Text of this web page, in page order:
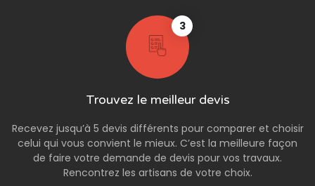
3
Trouvez le meilleur devis
Recevez jusqu’à 5 devis différents pour comparer et choisir
celui qui vous convient le mieux. C’est la meilleure façon
de faire votre demande de devis pour vos travaux.
Rencontrez les artisans de votre choix.